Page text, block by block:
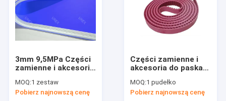
3mm 9,5MPa Części
zamienne i akcesoria
próżniowa do
laminowania EVA PVB
MOQ:1 zestaw
Pobierz najnowszą cenę
Części zamienne i
akcesoria do paska
działanie ozonu,
odporne na starzenie
MOQ:1 pudełko
Pobierz najnowszą cenę